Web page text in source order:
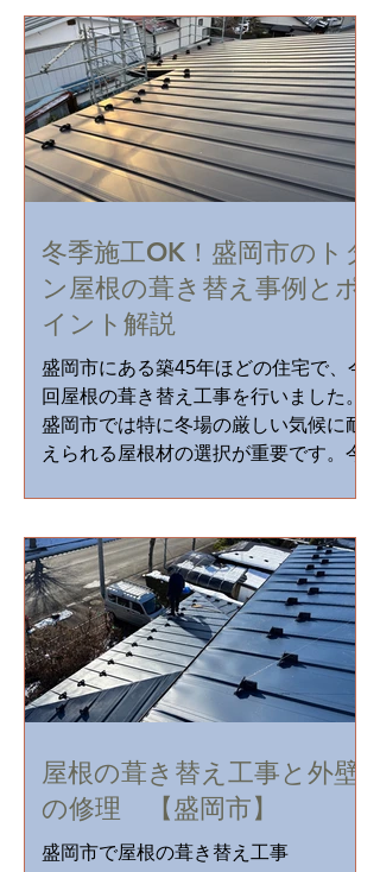
冬季施工OK！盛岡市のトタ
ン屋根の葺き替え事例とポ
イント解説
盛岡市にある築45年ほどの住宅で、今
回屋根の葺き替え工事を行いました。
盛岡市では特に冬場の厳しい気候に耐
えられる屋根材の選択が重要です。今
めのものでした。さらに、屋根材の交
換だけでなく、雨樋の修理や野地板
の...
屋根の葺き替え工事と外壁
の修理 【盛岡市】
盛岡市で屋根の葺き替え工事